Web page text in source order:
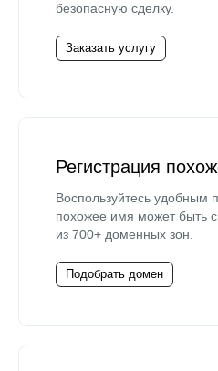
безопасную сделку.
Заказать услугу
Регистрация
Воспользуйтесь
похожее имя может быть
из 700+ доменных зон.
Подобрать домен